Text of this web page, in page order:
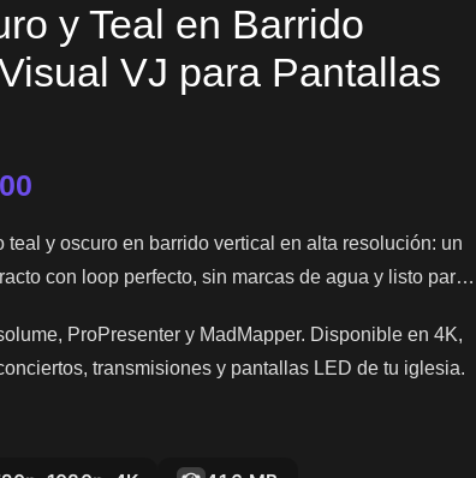
y Teal en Barrido
VJ para Pantallas
teal y oscuro en barrido vertical en alta resolución: un
con loop perfecto, sin marcas de agua y listo para
ProPresenter y MadMapper. Disponible en 4K,
transmisiones y pantallas LED de tu iglesia.